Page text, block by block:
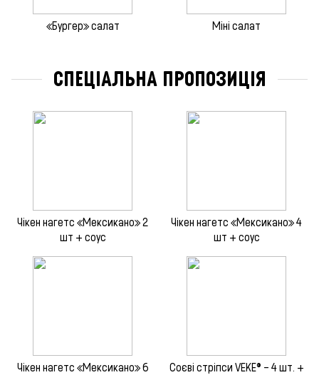
«Бургер» салат Міні салат
СПЕЦІАЛЬНА ПРОПОЗИЦІЯ
Чікен нагетс «Мексикано» 2
шт + соус
Чікен нагетс «Мексикано» 4
шт + соус
Чікен нагетс «Мексикано» 6 Соєві стріпси VEKE® – 4 шт. +